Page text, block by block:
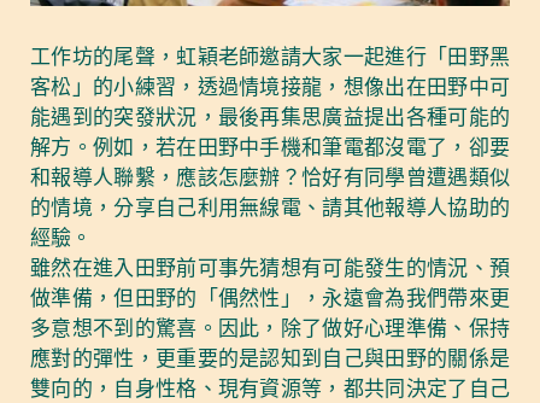
工作坊的尾聲，虹穎老師邀請大家一起進行「田野黑
客松」的小練習，透過情境接龍，想像出在田野中可
能遇到的突發狀況，最後再集思廣益提出各種可能的
解方。例如，若在田野中手機和筆電都沒電了，卻要
和報導人聯繫，應該怎麼辦？恰好有同學曾遭遇類似
的情境，分享自己利用無線電、請其他報導人協助的
經驗。
雖然在進入田野前可事先猜想有可能發生的情況、預
做準備，但田野的「偶然性」，永遠會為我們帶來更
多意想不到的驚喜。因此，除了做好心理準備、保持
應對的彈性，更重要的是認知到自己與田野的關係是
雙向的，自身性格、現有資源等，都共同決定了自己